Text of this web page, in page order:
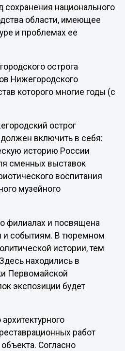
сохранения национального
области, имеющее
и проблемах ее
острога
Нижегородского
которого многие годы (с
острог
включить в себя:
историю России
сменных выставок
воспитания
музейного
филиалах и посвящена
и событиям. В тюремном
истории, тем
находились в
Первомайской
экспозиции будет
работ
Согласно